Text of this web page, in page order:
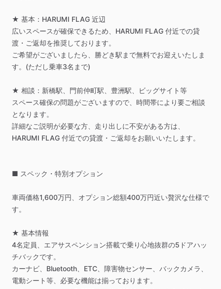
★ 基本：HARUMI FLAG 近辺
広いスペースが確保できるため、HARUMI FLAG 付近での貸
渡・ご返却を推奨しております。
ご希望がございましたら、勝どき駅まで無料でお迎えいたしま
す。(ただし乗車3名まで)
★ 相談：新橋駅、門前仲町駅、豊洲駅、ビッグサイト等
スペース確保の問題がございますので、時間帯により要ご相談
となります。
詳細なご説明が必要な方、走り出しに不安がある方は、
HARUMI FLAG 付近での貸渡・ご返却をお願いいたします。
■ スペック・特別オプション
車両価格1,600万円、オプション総額400万円近い贅沢な仕様で
す。
★ 基本情報
4名定員、エアサスペンション搭載で乗り心地抜群の5ドアハッ
チバックです。
カーナビ、Bluetooth、ETC、障害物センサー、バックカメラ、
電動シート等、必要な機能は揃っております。